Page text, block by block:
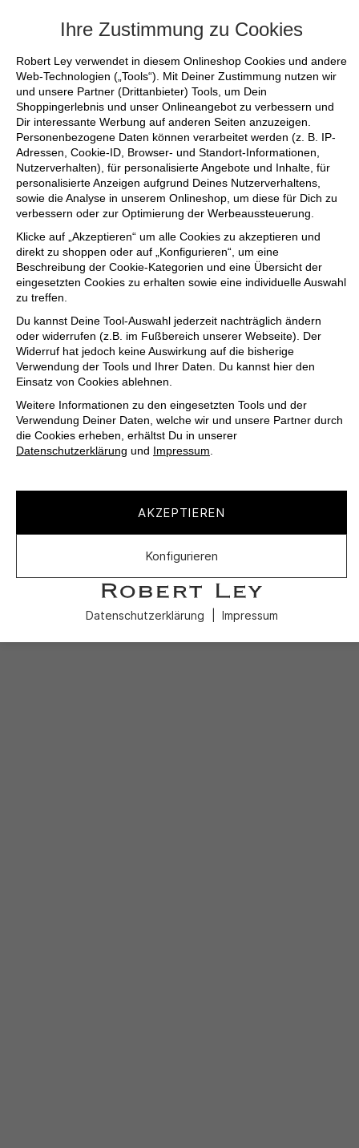
Ihre Zustimmung zu Cookies
Robert Ley verwendet in diesem Onlineshop Cookies und andere
Web-Technologien („Tools“). Mit Deiner Zustimmung nutzen wir
und unsere Partner (Drittanbieter) Tools, um Dein
Shoppingerlebnis und unser Onlineangebot zu verbessern und
Dir interessante Werbung auf anderen Seiten anzuzeigen.
Personenbezogene Daten können verarbeitet werden (z. B. IP-
Adressen, Cookie-ID, Browser- und Standort-Informationen,
Nutzerverhalten), für personalisierte Angebote und Inhalte, für
personalisierte Anzeigen aufgrund Deines Nutzerverhaltens,
sowie die Analyse in unserem Onlineshop, um diese für Dich zu
verbessern oder zur Optimierung der Werbeaussteuerung.
Klicke auf „Akzeptieren“ um alle Cookies zu akzeptieren und
direkt zu shoppen oder auf „Konfigurieren“, um eine
Beschreibung der Cookie-Kategorien und eine Übersicht der
eingesetzten Cookies zu erhalten sowie eine individuelle Auswahl
zu treffen.
Du kannst Deine Tool-Auswahl jederzeit nachträglich ändern
oder widerrufen (z.B. im Fußbereich unserer Webseite). Der
Widerruf hat jedoch keine Auswirkung auf die bisherige
Verwendung der Tools und Ihrer Daten. Du kannst hier den
Einsatz von Cookies ablehnen.
Weitere Informationen zu den eingesetzten Tools und der
Verwendung Deiner Daten, welche wir und unsere Partner durch
die Cookies erheben, erhältst Du in unserer
Datenschutzerklärung und Impressum.
AKZEPTIEREN
Konfigurieren
Datenschutzerklärung Impressum